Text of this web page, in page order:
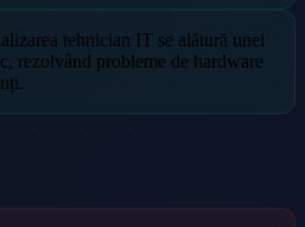
tehnician IT se alătură unei
rezolvând probleme de hardware